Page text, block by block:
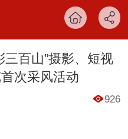
百山”摄影、短视
次采风活动
926